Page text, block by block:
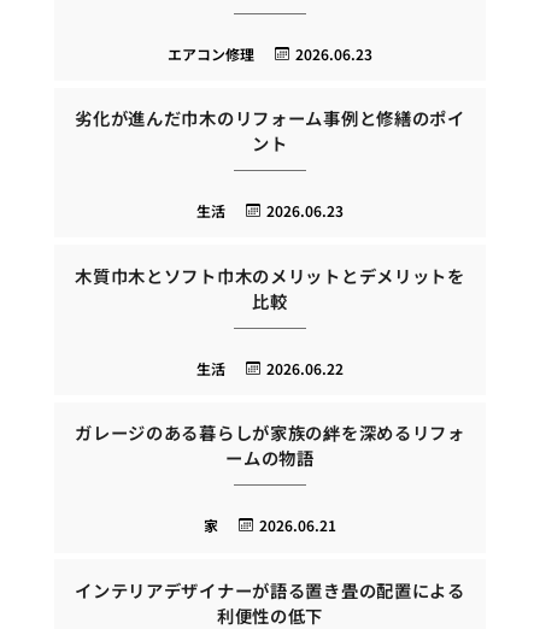
2026.06.23
エアコン修理
劣化が進んだ巾木のリフォーム事例と修繕のポイ
ント
2026.06.23
生活
木質巾木とソフト巾木のメリットとデメリットを
比較
2026.06.22
生活
ガレージのある暮らしが家族の絆を深めるリフォ
ームの物語
2026.06.21
家
インテリアデザイナーが語る置き畳の配置による
利便性の低下